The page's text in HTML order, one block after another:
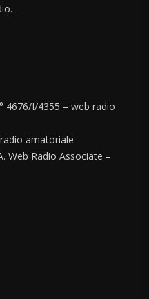
4676/I/4355 – web radio
radio amatoriale
Web Radio Associate –